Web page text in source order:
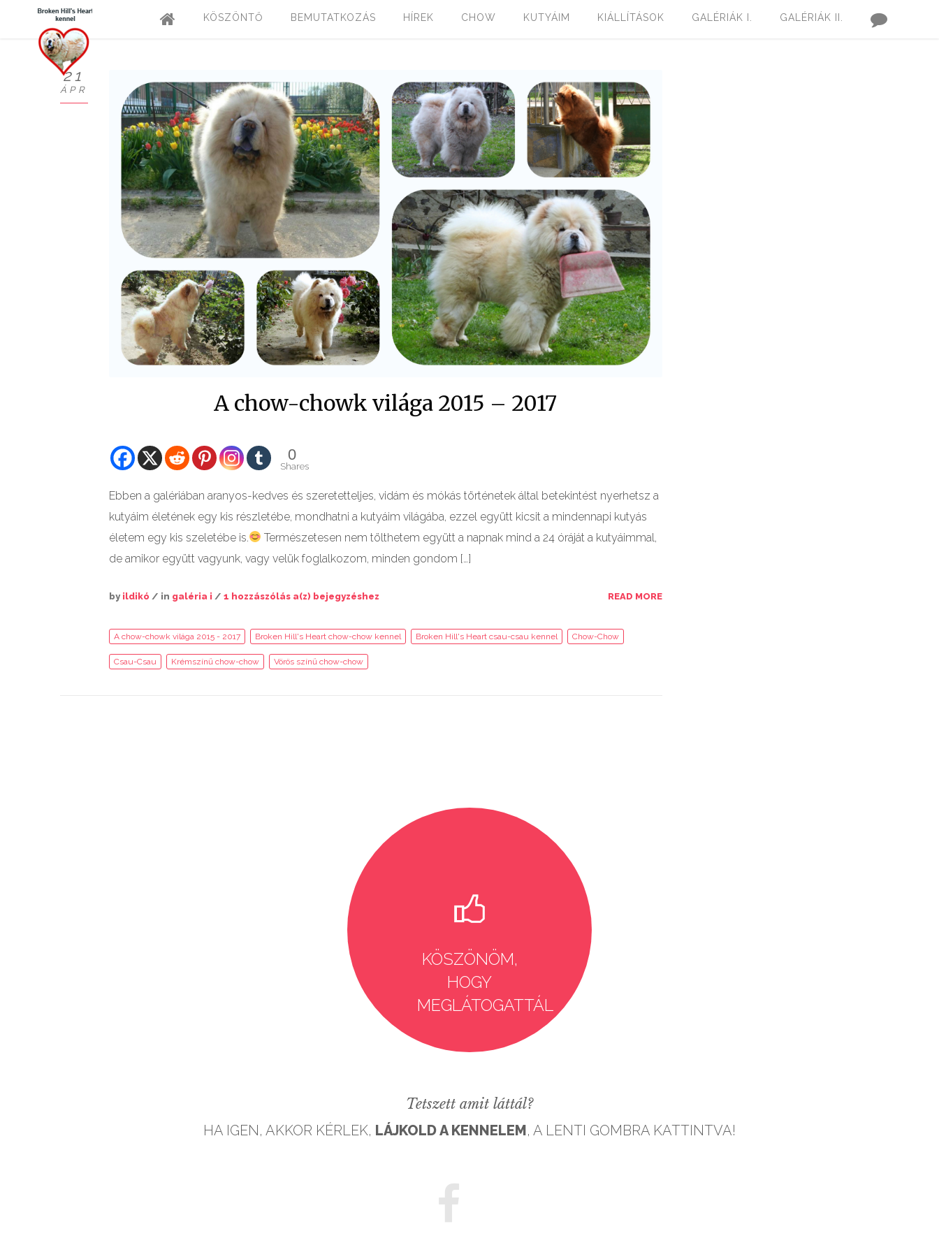
KÖSZÖNTŐ BEMUTATKOZÁS HÍREK CHOW KUTYÁIM KIÁLLÍTÁSOK GALÉRIÁK I. GALÉRIÁK II.
21
ÁPR
A chow-chowk világa 2015 – 2017
0
Shares
Ebben a galériában aranyos-kedves és szeretetteljes, vidám és mókás történetek által betekintést nyerhetsz a
kutyáim életének egy kis részletébe, mondhatni a kutyáim világába, ezzel együtt kicsit a mindennapi kutyás
életem egy kis szeletébe is.
Természetesen nem tölthetem együtt a napnak mind a 24 óráját a kutyáimmal,
de amikor együtt vagyunk, vagy velük foglalkozom, minden gondom […]
by ildikó / in galéria i/ 1 hozzászólás a(z) bejegyzéshez READ MORE
A chow-chowk világa 2015 - 2017 Broken Hill's Heart chow-chow kennel Broken Hill's Heart csau-csau kennel Chow-Chow
Csau-Csau Krémszínű chow-chow Vörös színű chow-chow
KÖSZÖNÖM,
HOGY
MEGLÁTOGATTÁL
Tetszett amit láttál?
HA IGEN, AKKOR KÉRLEK, LÁJKOLD A KENNELEM, A LENTI GOMBRA KATTINTVA!